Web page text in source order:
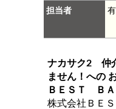
担当者
ナカサク2 仲
ません！
ＢＥＳＴ Ｂ
株式会社ＢＥ